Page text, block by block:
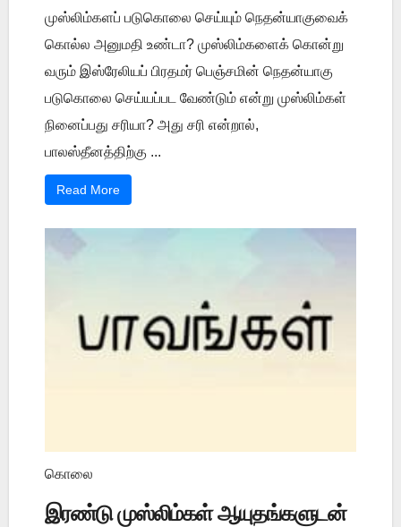
முஸ்லிம்களப் படுகொலை செய்யும் நெதன்யாகுவைக்
கொல்ல அனுமதி உண்டா? முஸ்லிம்களைக் கொன்று
வரும் இஸ்ரேலியப் பிரதமர் பெஞ்சமின் நெதன்யாகு
படுகொலை செய்யப்பட வேண்டும் என்று முஸ்லிம்கள்
நினைப்பது சரியா? அது சரி என்றால்,
பாலஸ்தீனத்திற்கு ...
Read More
கொலை
இரண்டு முஸ்லிம்கள் ஆயுதங்களுடன்